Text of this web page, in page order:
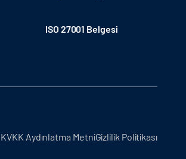
ISO 27001 Belgesi
KVKK Aydınlatma MetniGizlilik Politikası